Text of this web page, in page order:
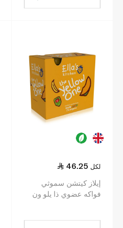
46.25 لكل
إيلاز كيتشن سموثي
فواكه عضوي ذا يلو ون